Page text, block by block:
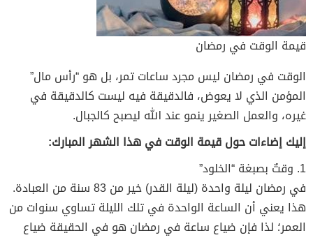
قيمة الوقت في رمضان
الوقت في رمضان ليس مجرد ساعات تمر، بل هو “رأس مال”
المؤمن الذي لا يعوض، فالدقيقة فيه ليست كالدقيقة في
غيره، والعمل الصغير ينمو عند الله ليصبح كالجبال.
إليك إضاءات حول قيمة الوقت في هذا الشهر المبارك:
1. وقتٌ بصبغة “الخلود”
في رمضان ليلة واحدة (ليلة القدر) خير من 83 سنة من العبادة.
هذا يعني أن الساعة الواحدة في تلك الليلة تساوي سنوات من
العمر؛ لذا فإن ضياع ساعة في رمضان هو في الحقيقة ضياع